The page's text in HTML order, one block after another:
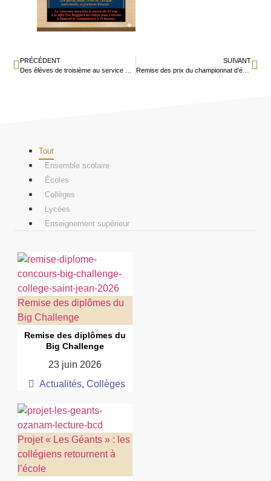
PRÉCÉDENT
SUIVANT
Remise des prix du championnat d’équitation
Tout
Ensemble scolaire
Écoles
Collèges
Lycées
Enseignement supérieur
Remise des diplômes du
Big Challenge
Remise des diplômes du
Big Challenge
23 juin 2026
Actualités, Collèges
Projet « Les Géants » : les
collégiens retournent à
l’école